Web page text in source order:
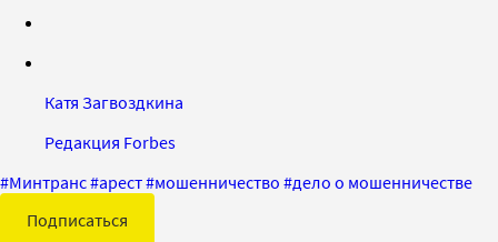
Катя Загвоздкина
Редакция Forbes
#Минтранс#арест#мошенничество #дело о мошенничестве
Подписаться